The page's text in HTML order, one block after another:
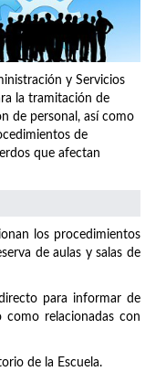
y Servicios
la tramitación de
de personal, así como
de
que afectan
los procedimientos
de aulas y salas de
para informar de
como relacionadas con
de la Escuela.